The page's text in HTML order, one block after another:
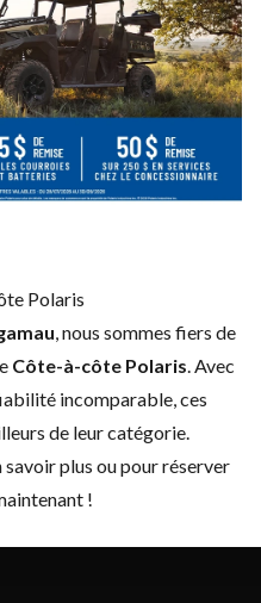
Polaris
, nous sommes fiers de
Côte-à-côte Polaris. Avec
incomparable, ces
de leur catégorie.
savoir plus ou pour réserver
!